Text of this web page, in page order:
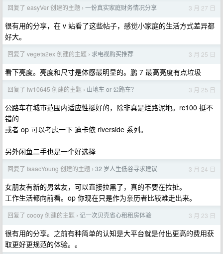
回复了 easyVer 创建的主题 › 一份真实家庭财务情况分享 3 月 27 日
很有用的分享，在 v 站看了这些帖子，感觉小家庭的生活方式差异都
好大。
回复了 vegeta2ex 创建的主题 › 求电视购买推荐 3 月 25 日
看下亮度。亮度和尺寸是体感最明显的。鹏 7 最高亮度有点垃圾
回复了 lw10645 创建的主题 › 山地车 or 公路车？ 3 月 25 日
公路车在城市范围内适应性挺好的，除非真是烂路泥地。rc100 挺不
错的
或者 op 可以考虑一下 迪卡侬 riverside 系列。
另外闲鱼二手也是一个好选择
回复了 IsaacYoung 创建的主题 › 32 岁人生低谷寻求建议 3 月 24 日
女朋友有新的男盆友，可以直接拉黑了，真的不要在拉扯。
工作生活都向前看。op 你现在只是作为亲历者比较难走出来。
回复了 coooy 创建的主题 › 记一次贝壳省心租租房体验 3 月 23 日
很有用的分享。之前有种简单的认知是大平台就是付出更高的费用获
取更好更规范的体验。。